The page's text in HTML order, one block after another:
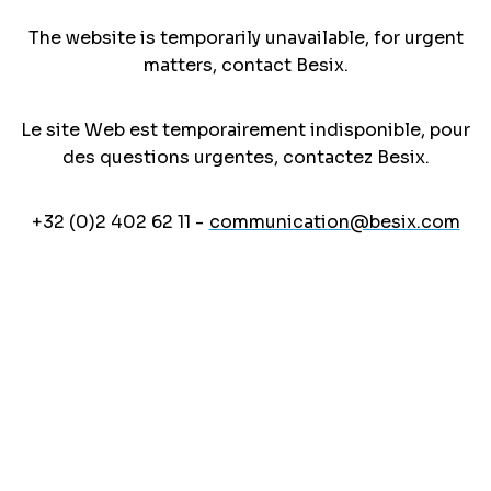
The website is temporarily unavailable, for urgent
matters, contact Besix.
Le site Web est temporairement indisponible, pour
des questions urgentes, contactez Besix.
+32 (0)2 402 62 11 - communication@besix.com